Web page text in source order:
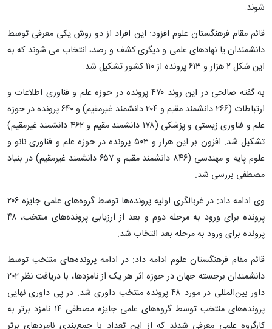
شوند.
قائم مقام فرهنگستان علوم افزود: این افراد از دو روش یکی معرفی توسط
دانشمندان یا نهادهای علمی و دیگری کشف و رصد، انتخاب می شوند که به
این شکل ۲ هزار و ۶۱۳ پرونده از ۱۱۰ کشور تشکیل شد.
به گفته صالحی در این روند ۴۷۰ پرونده در حوزه علم و فناوری اطلاعات و
ارتباطات (۲۶۶ دانشمند مقیم و ۲۰۴ دانشمند غیرمقیم) و ۶۴۰ پرونده در حوزه
علم و فناوری زیستی و پزشکی (۱۷۸ دانشمند مقیم و ۴۶۲ دانشمند غیرمقیم)
تشکیل شد. افزون بر این هزار و ۵۰۳ پرونده در حوزه علم و فناوری نانو و
علوم پایه و مهندسی (۸۴۶ دانشمند مقیم و ۶۵۷ دانشمند غیرمقیم) در بنیاد
مصطفی بررسی شد.
وی ادامه داد: در غربالگری اولیه پرونده‌ها توسط گروه‌های علمی جایزه ۲۰۶
پرونده برای ورود به مرحله دوم و بعد از ارزیابی پرونده‌های منتخب، ۴۸
پرونده برای ورود به مرحله بعد انتخاب شد.
قائم مقام فرهنگستان علوم ادامه داد: در ادامه پرونده‌های منتخب توسط
دانشمندان برجسته جهان در حوزه اثر هر یک از نامزدها، با دریافت نظر ۲۰۲
داور بین‌المللی در مورد ۴۸ پرونده منتخب داوری شد. در پی داوری نهایی
پرونده‌های منتخب توسط گروه‌های علمی جایزه مصطفی ۱۴ نامزد برتر به
کارگروه علمی معرفی شدند که از این تعداد با جمع‌بندی نامزدهای برتر